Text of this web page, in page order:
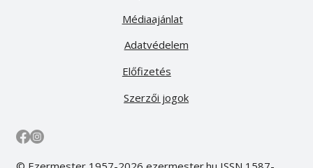
Médiaajánlat
Előfizetés
Adatvédelem
Szerzői jogok